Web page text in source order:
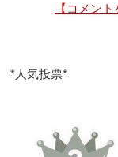
【コメント
*人気投票*